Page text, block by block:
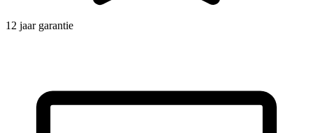
12 jaar garantie